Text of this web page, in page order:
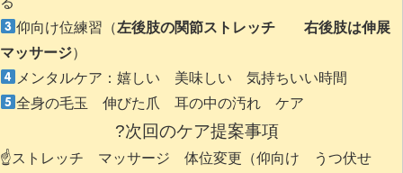
仰向け位練習（左後肢の関節ストレッチ 右後肢は伸展
マッサージ）
メンタルケア：嬉しい 美味しい 気持ちいい時間
全身の毛玉 伸びた爪 耳の中の汚れ ケア
?次回のケア提案事項
☝️ストレッチ マッサージ 体位変更（仰向け うつ伏せ